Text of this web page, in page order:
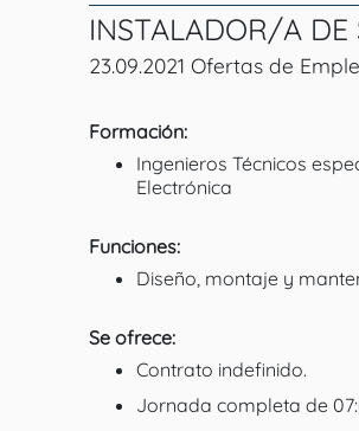
INSTALADOR/A
23.09.2021 Ofertas de
Formación:
Ingenieros Técnicos
Electrónica
Funciones:
Diseño, montaje y
Se ofrece:
Contrato indefinido.
Jornada completa de